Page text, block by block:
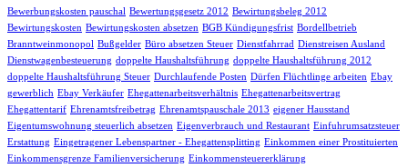
Bewerbungskosten pauschal Bewertungsgesetz 2012 Bewirtungsbeleg 2012
Bewirtungskosten Bewirtungskosten absetzen BGB Kündigungsfrist Bordellbetrieb
Branntweinmonopol Bußgelder Büro absetzen Steuer Dienstfahrrad Dienstreisen Ausland
Dienstwagenbesteuerung doppelte Haushaltsführung doppelte Haushaltsführung 2012
doppelte Haushaltsführung Steuer Durchlaufende Posten Dürfen Flüchtlinge arbeiten Ebay
gewerblich Ebay Verkäufer Ehegattenarbeitsverhältnis Ehegattenarbeitsvertrag
Ehegattentarif Ehrenamtsfreibetrag Ehrenamtspauschale 2013 eigener Hausstand
Eigentumswohnung steuerlich absetzen Eigenverbrauch und Restaurant Einfuhrumsatzsteuer
Erstattung Eingetragener Lebenspartner - Ehegattensplitting Einkommen einer Prostituierten
Einkommensgrenze Familienversicherung Einkommensteuererklärung